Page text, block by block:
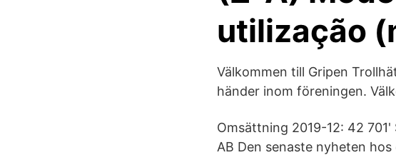
utilização
Välkommen till Gripen
händer inom föreningen.
Omsättning 2019-12: 42
AB Den senaste nyheten